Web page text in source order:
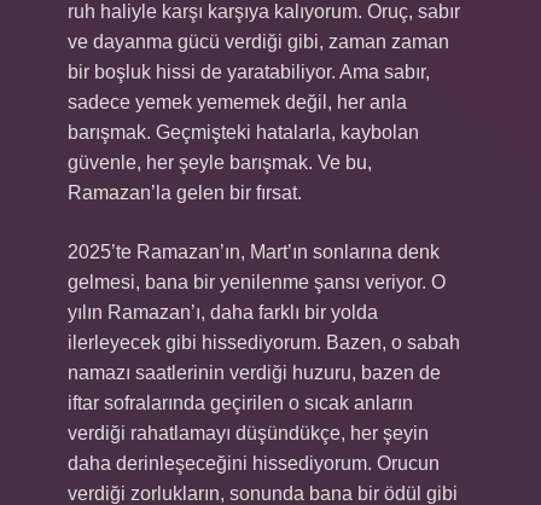
ruh haliyle karşı karşıya kalıyorum. Oruç, sabır
ve dayanma gücü verdiği gibi, zaman zaman
bir boşluk hissi de yaratabiliyor. Ama sabır,
sadece yemek yememek değil, her anla
barışmak. Geçmişteki hatalarla, kaybolan
güvenle, her şeyle barışmak. Ve bu,
Ramazan’la gelen bir fırsat.
2025’te Ramazan’ın, Mart’ın sonlarına denk
gelmesi, bana bir yenilenme şansı veriyor. O
yılın Ramazan’ı, daha farklı bir yolda
ilerleyecek gibi hissediyorum. Bazen, o sabah
namazı saatlerinin verdiği huzuru, bazen de
iftar sofralarında geçirilen o sıcak anların
verdiği rahatlamayı düşündükçe, her şeyin
daha derinleşeceğini hissediyorum. Orucun
verdiği zorlukların, sonunda bana bir ödül gibi